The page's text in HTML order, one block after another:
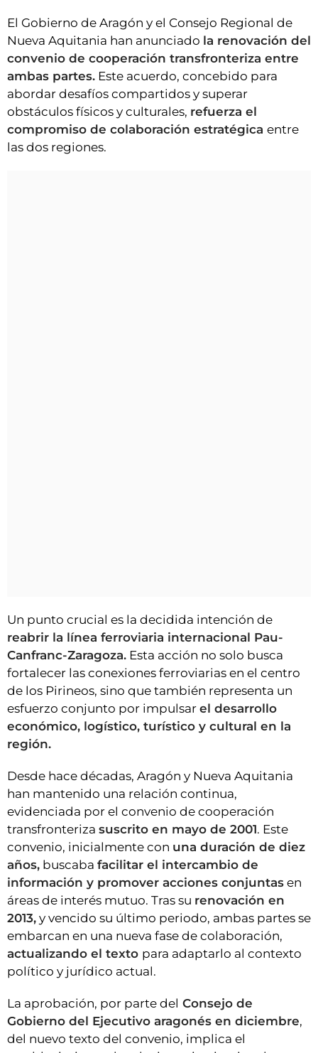
CLUB DEL AMIGO MILITANTE
INICIAR SESIÓN
El Gobierno de Aragón y el Consejo Regional de
Nueva Aquitania han anunciado la renovación del
convenio de cooperación transfronteriza entre
ambas partes. Este acuerdo, concebido para
abordar desafíos compartidos y superar
obstáculos físicos y culturales, refuerza el
compromiso de colaboración estratégica entre
las dos regiones.
Un punto crucial es la decidida intención de
reabrir la línea ferroviaria internacional Pau-
Canfranc-Zaragoza. Esta acción no solo busca
fortalecer las conexiones ferroviarias en el centro
de los Pirineos, sino que también representa un
esfuerzo conjunto por impulsar el desarrollo
económico, logístico, turístico y cultural en la
región.
Desde hace décadas, Aragón y Nueva Aquitania
han mantenido una relación continua,
evidenciada por el convenio de cooperación
transfronteriza suscrito en mayo de 2001. Este
convenio, inicialmente con una duración de diez
años, buscaba facilitar el intercambio de
información y promover acciones conjuntas en
áreas de interés mutuo. Tras su renovación en
2013, y vencido su último periodo, ambas partes se
embarcan en una nueva fase de colaboración,
actualizando el texto para adaptarlo al contexto
político y jurídico actual.
La aprobación, por parte del Consejo de
Gobierno del Ejecutivo aragonés en diciembre,
del nuevo texto del convenio, implica el